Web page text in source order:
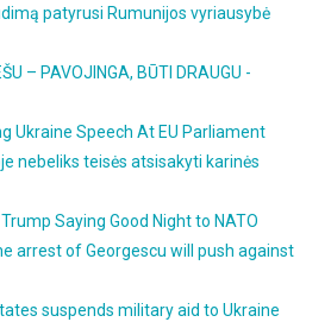
patyrusi Rumunijos vyriausybė
– PAVOJINGA, BŪTI DRAUGU -
Ukraine Speech At EU Parliament
nebeliks teisės atsisakyti karinės
Saying Good Night to NATO
arrest of Georgescu will push against
suspends military aid to Ukraine